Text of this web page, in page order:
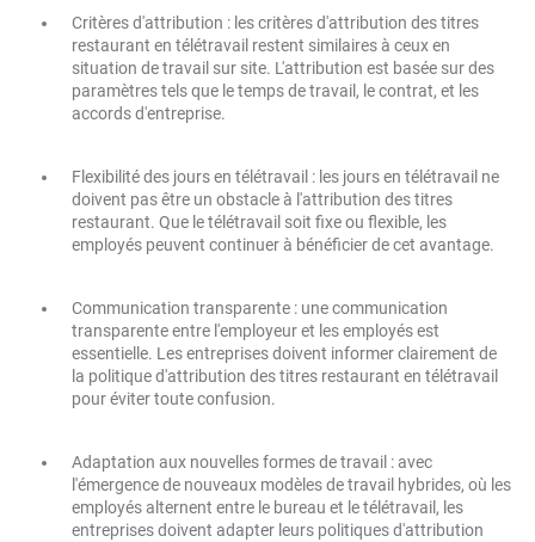
Critères d'attribution : les critères d'attribution des titres
restaurant en télétravail restent similaires à ceux en
situation de travail sur site. L'attribution est basée sur des
paramètres tels que le temps de travail, le contrat, et les
accords d'entreprise.
Flexibilité des jours en télétravail : les jours en télétravail ne
doivent pas être un obstacle à l'attribution des titres
restaurant. Que le télétravail soit fixe ou flexible, les
employés peuvent continuer à bénéficier de cet avantage.
Communication transparente : une communication
transparente entre l'employeur et les employés est
essentielle. Les entreprises doivent informer clairement de
la politique d'attribution des titres restaurant en télétravail
pour éviter toute confusion.
Adaptation aux nouvelles formes de travail : avec
l'émergence de nouveaux modèles de travail hybrides, où les
employés alternent entre le bureau et le télétravail, les
entreprises doivent adapter leurs politiques d'attribution